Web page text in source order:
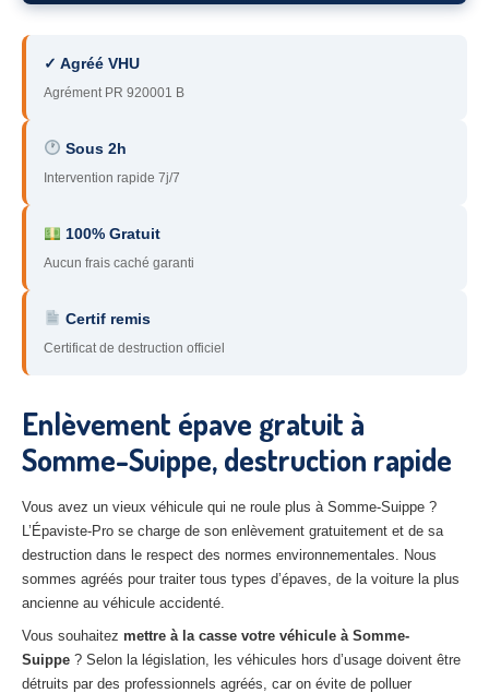
92– Hauts-de-Seine
93 – Seine-Saint-Denis
94– Val-de-Marne
95 – Val d’Oise
– Essonne
89 – Yonne
51 – Marne
– Eure-et-Loir
27– Eure
– Aube
02– Aisne
Tousles secteurs
CENTREVHU AGRÉE
Centreagréé VHU Paris 75 : casse auto avec destruction
✓ Agréé VHU
Agrément PR 920001 B
Sous 2h
Intervention rapide 7j/7
100% Gratuit
Aucun frais caché garanti
Certif remis
Certificat de destruction officiel
Enlèvement épave gratuit à
Somme-Suippe, destruction rapide
Vous avez un vieux véhicule qui ne roule plus à Somme-Suippe ?
L’Épaviste-Pro se charge de son enlèvement gratuitement et de sa
destruction dans le respect des normes environnementales. Nous
sommes agréés pour traiter tous types d’épaves, de la voiture la plus
ancienne au véhicule accidenté.
Vous souhaitez mettre à la casse votre véhicule à Somme-
Suippe ? Selon la législation, les véhicules hors d’usage doivent être
détruits par des professionnels agréés, car on évite de polluer